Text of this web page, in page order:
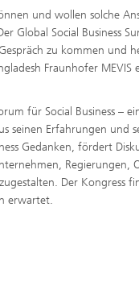
und wollen solche
Global Social Business
zu kommen und
Fraunhofer
für Social Business –
seinen Erfahrungen und
Gedanken, fördert
Regierungen,
Der Kongress
erwartet.